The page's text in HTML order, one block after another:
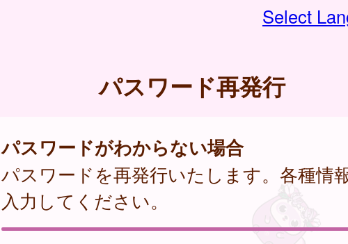
Select
パスワード再発行
パスワードがわからない場合
パスワードを再発行いたします。各種情
入力してください。